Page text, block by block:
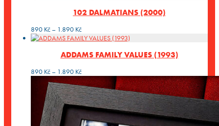
až
102 DALMATIANS (2000)
890 Kč – 1.890 KčRozpětí
cen:
až
ADDAMS FAMILY VALUES (1993)
890 Kč – 1.890 KčRozpětí
cen:
890 Kč
až
1.890 Kč